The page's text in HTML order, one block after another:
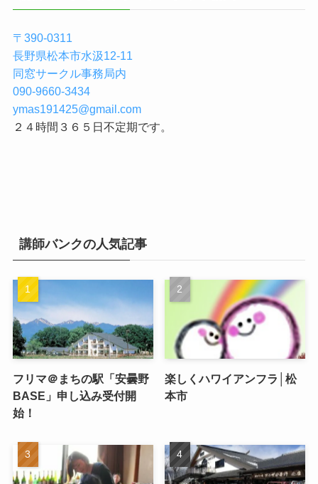
〒390-0311
長野県松本市水汲12-11
同窓サークル事務局内
090-9660-3434
ymas191425@gmail.com
２４時間３６５日不定期です。
講師バンクの人気記事
フリマ＠まちの駅「安曇野
BASE」申し込み受付開
始！
楽しくハワイアンフラ│松
本市